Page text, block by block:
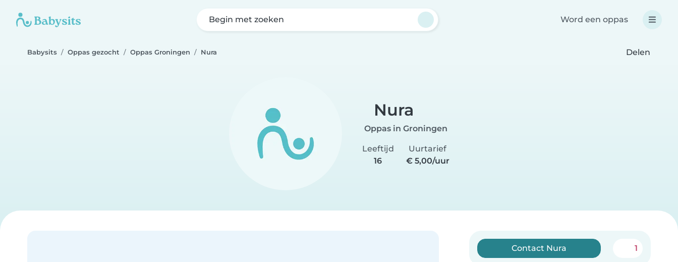
Begin met zoeken Word een oppas
Babysits Oppas gezocht Oppas Groningen Nura Delen
Nura
Oppas in Groningen
Leeftijd
16
Uurtarief
€ 5,00/uur
Contact Nura 1